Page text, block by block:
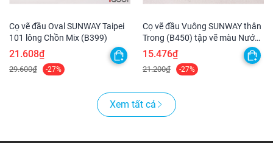
Cọ vẽ đầu Oval SUNWAY Taipei
101 lông Chồn Mix (B399)
21.608₫
29.600₫ -27%
Cọ vẽ đầu Vuông SUNWAY thân
Trong (B450) tập vẽ màu Nước,
Acrylic, Gouache, tô tượng, đất
sét, số hoá
15.476₫
21.200₫ -27%
Xem tất cả